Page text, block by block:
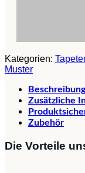
Kategorien:
Muster
Beschreibung
Zusätzliche
Zubehör
Die Vorteile